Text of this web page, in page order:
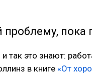
проблему, пока
так это знают:
в книге «От